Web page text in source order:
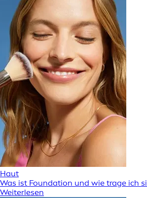
Haut
Was ist Foundation und wie trage ich
Weiterlesen